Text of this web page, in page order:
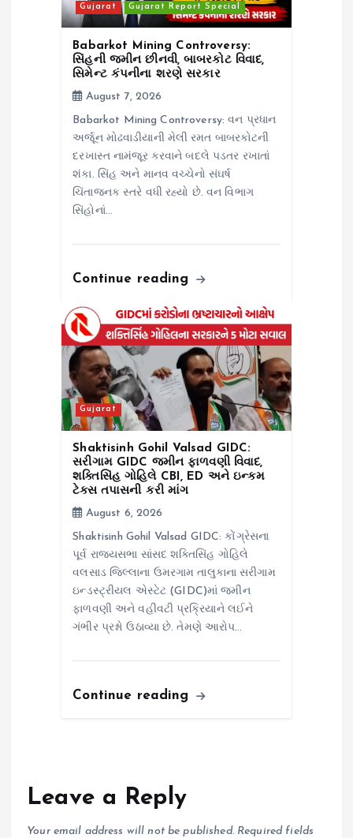
Gujarat Gujarat Report Special
Babarkot Mining Controversy:
સિંહની જમીન છીનવી, બાબરકોટ વિવાદ,
સિમેન્ટ કંપનીના શરણે સરકાર
August 7, 2026
Babarkot Mining Controversy: વન પ્રધાન
અર્જૂન મોઢવાડીયાની મેલી રમત બાબરકોટની
દરખાસ્ત નામંજૂર કરવાને બદલે પડતર રખાતાં
શંકા. સિંહ અને માનવ વચ્ચેનો સંઘર્ષ
ચિંતાજનક સ્તરે વધી રહ્યો છે. વન વિભાગ
સિંહોનાં…
Continue reading
Gujarat
Shaktisinh Gohil Valsad GIDC:
સરીગામ GIDC જમીન ફાળવણી વિવાદ,
શક્તિસિંહ ગોહિલે CBI, ED અને ઇન્કમ
ટેક્સ તપાસની કરી માંગ
August 6, 2026
Shaktisinh Gohil Valsad GIDC: કોંગ્રેસના
પૂર્વ રાજ્યસભા સાંસદ શક્તિસિંહ ગોહિલે
વલસાડ જિલ્લાના ઉમરગામ તાલુકાના સરીગામ
ઇન્ડસ્ટ્રીયલ એસ્ટેટ (GIDC)માં જમીન
ફાળવણી અને વહીવટી પ્રક્રિયાને લઈને
ગંભીર પ્રશ્નો ઉઠાવ્યા છે. તેમણે આરોપ…
Continue reading
Leave a Reply
Your email address will not be published. Required fields